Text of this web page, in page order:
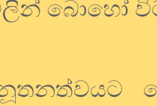
බොහෝ